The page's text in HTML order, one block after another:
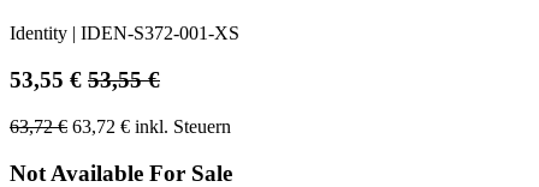
Identity IDEN-S372-001-XS
53,55 € 53,55€
63,72€ 63,72 € inkl. Steuern
Not Available For Sale